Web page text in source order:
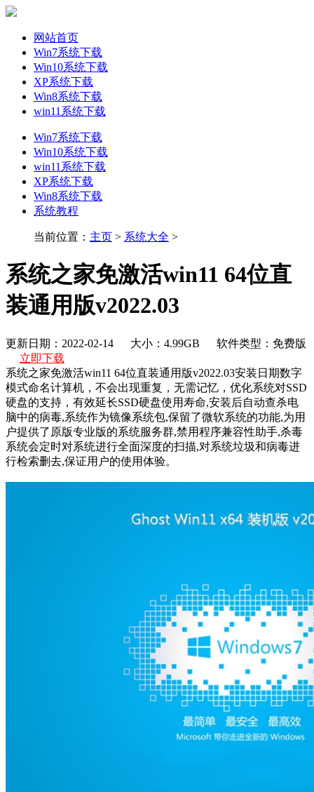
网站首页
Win7系统下载
Win10系统下载
XP系统下载
Win8系统下载
win11系统下载
Win7系统下载
Win10系统下载
win11系统下载
XP系统下载
Win8系统下载
系统教程
当前位置： 主页 > 系统大全 >
系统之家免激活win11 64位直
装通用版v2022.03
更新日期：2022-02-14 大小：4.99GB
软件类型：免费版
立即下载
系统之家免激活win11 64位直装通用版v2022.03安装日期数字
模式命名计算机，不会出现重复，无需记忆，优化系统对SSD
硬盘的支持，有效延长SSD硬盘使用寿命,安装后自动查杀电
脑中的病毒,系统作为镜像系统包,保留了微软系统的功能,为用
户提供了原版专业版的系统服务群,禁用程序兼容性助手,杀毒
系统会定时对系统进行全面深度的扫描,对系统垃圾和病毒进
行检索删去,保证用户的使用体验。